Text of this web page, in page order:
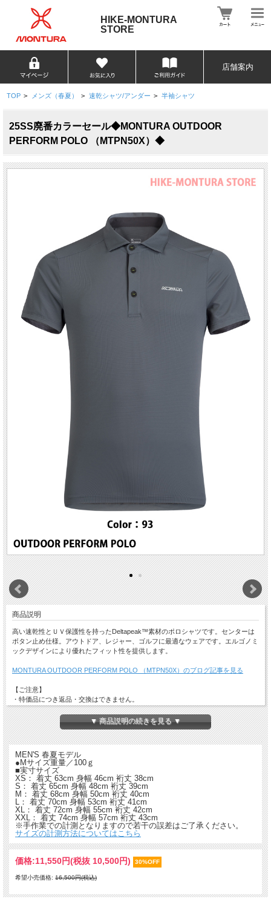
HIKE-MONTURA
STORE
店舗案内
TOP > メンズ（春夏） > 速乾シャツ/アンダー > 半袖シャツ
25SS廃番カラーセール◆MONTURA OUTDOOR
PERFORM POLO （MTPN50X）◆
商品説明
高い速乾性とＵＶ保護性を持ったDeltapeak™素材のポロシャツです。センターは
ボタン止め仕様。アウトドア、レジャー、ゴルフに最適なウェアです。エルゴノミ
ックデザインにより優れたフィット性を提供します。
MONTURA OUTDOOR PERFORM POLO （MTPN50X）のブログ記事を見る
【ご注意】
・特価品につき返品・交換はできません。
・店舗でも同時販売しておりますので時間差で完売になる場合がございます。
以上、予めご了承ください。▼ 商品説明の続きを見る ▼
MEN'S 春夏モデル
●Mサイズ重量／100ｇ
■実寸サイズ
XS： 着丈 63cm 身幅 46cm 裄丈 38cm
S： 着丈 65cm 身幅 48cm 裄丈 39cm
M： 着丈 68cm 身幅 50cm 裄丈 40cm
L： 着丈 70cm 身幅 53cm 裄丈 41cm
XL： 着丈 72cm 身幅 55cm 裄丈 42cm
XXL： 着丈 74cm 身幅 57cm 裄丈 43cm
※手作業での計測となりますので若干の誤差はご了承ください。
サイズの計測方法についてはこちら
価格:11,550円(税抜 10,500円) 30%OFF
希望小売価格: 16,500円(税込)